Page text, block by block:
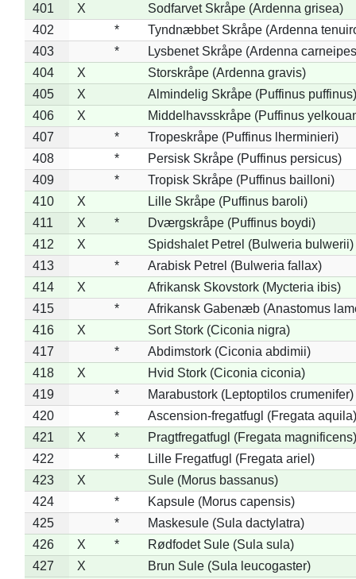
401
X
Sodfarvet Skråpe (Ardenna grisea)
402
*
Tyndnæbbet Skråpe (Ardenna
403
*
Lysbenet Skråpe (Ardenna
404
X
Storskråpe (Ardenna gravis)
405
X
Almindelig Skråpe (Puffinus puffinus)
406
X
Middelhavsskråpe (Puffinus
407
*
Tropeskråpe (Puffinus lherminieri)
408
*
Persisk Skråpe (Puffinus persicus)
409
*
Tropisk Skråpe (Puffinus bailloni)
410
X
Lille Skråpe (Puffinus baroli)
411
X *
Dværgskråpe (Puffinus boydi)
412
X
Spidshalet Petrel (Bulweria bulwerii)
413
*
Arabisk Petrel (Bulweria fallax)
414
X
Afrikansk Skovstork (Mycteria ibis)
415
*
Afrikansk Gabenæb (Anastomus
416
X
Sort Stork (Ciconia nigra)
417
*
Abdimstork (Ciconia abdimii)
418
X
Hvid Stork (Ciconia ciconia)
419
*
Marabustork (Leptoptilos crumenifer)
420
*
Ascension-fregatfugl (Fregata aquila)
421
X *
Pragtfregatfugl (Fregata magnificens)
422
*
Lille Fregatfugl (Fregata ariel)
423
X
Sule (Morus bassanus)
424
*
Kapsule (Morus capensis)
425
*
Maskesule (Sula dactylatra)
426
X *
Rødfodet Sule (Sula sula)
427
X
Brun Sule (Sula leucogaster)